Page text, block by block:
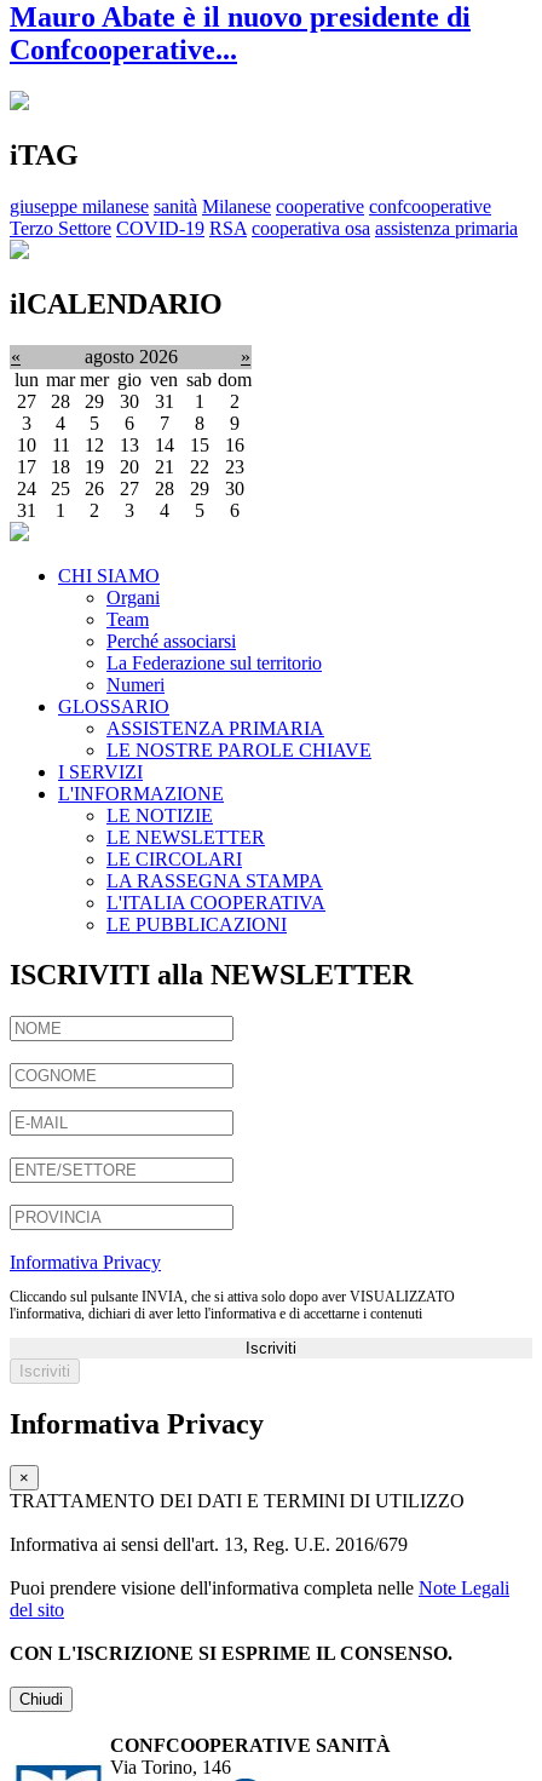
Mauro Abate è il nuovo presidente di
Confcooperative...
iTAG
giuseppe milanese sanità Milanese cooperative confcooperative
Terzo Settore COVID-19 RSA cooperativa osa assistenza primaria
ilCALENDARIO
« agosto 2026
»
lun mar mer gio ven sab dom
27
28 29 30 31 1
2
3
4 5 6 7 8
9
10
11 12 13 14 15
16
17
18 19 20 21 22
23
24
25 26 27 28 29
30
31
1 2 3 4 5 6
CHI SIAMO
Organi
Team
Perché associarsi
La Federazione sul territorio
Numeri
GLOSSARIO
ASSISTENZA PRIMARIA
LE NOSTRE PAROLE CHIAVE
I SERVIZI
L'INFORMAZIONE
LE NOTIZIE
LE NEWSLETTER
LE CIRCOLARI
LA RASSEGNA STAMPA
L'ITALIA COOPERATIVA
LE PUBBLICAZIONI
ISCRIVITI alla NEWSLETTER
Informativa Privacy
Cliccando sul pulsante INVIA, che si attiva solo dopo aver VISUALIZZATO
l'informativa, dichiari di aver letto l'informativa e di accettarne i contenuti
Iscriviti
Informativa Privacy
×
TRATTAMENTO DEI DATI E TERMINI DI UTILIZZO
Informativa ai sensi dell'art. 13, Reg. U.E. 2016/679
Puoi prendere visione dell'informativa completa nelle Note Legali
del sito
CON L'ISCRIZIONE SI ESPRIME IL CONSENSO.
Chiudi
CONFCOOPERATIVE SANITÀ
Via Torino, 146